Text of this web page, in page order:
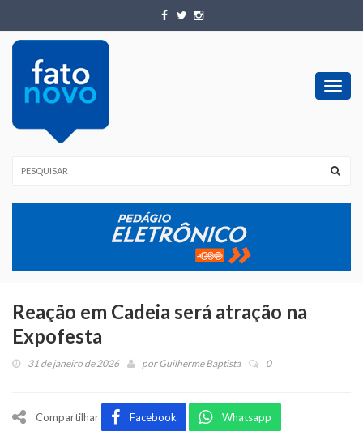
Reação em Cadeia será atração na
Expofesta
31 de janeiro de 2026 porGuilherme Baptista 0
Compartilhar Facebook Whatsapp